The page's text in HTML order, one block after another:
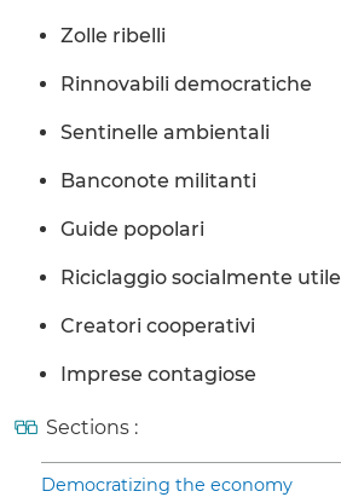
Zolle ribelli
Rinnovabili democratiche
Sentinelle ambientali
Banconote militanti
Guide popolari
Riciclaggio socialmente utile
Creatori cooperativi
Imprese contagiose
Sections :
Democratizing the economy